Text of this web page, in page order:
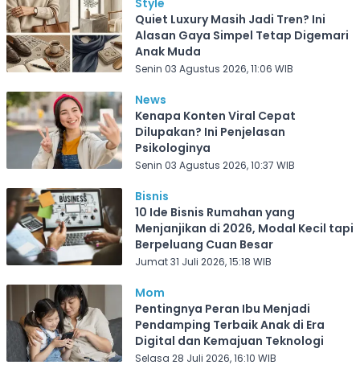
Quiet Luxury Masih Jadi Tren? Ini
Alasan Gaya Simpel Tetap Digemari
Anak Muda
Senin 03 Agustus 2026, 11:06 WIB
News
Kenapa Konten Viral Cepat
Dilupakan? Ini Penjelasan
Psikologinya
Senin 03 Agustus 2026, 10:37 WIB
Bisnis
10 Ide Bisnis Rumahan yang
Menjanjikan di 2026, Modal Kecil tapi
Berpeluang Cuan Besar
Jumat 31 Juli 2026, 15:18 WIB
Mom
Pentingnya Peran Ibu Menjadi
Pendamping Terbaik Anak di Era
Digital dan Kemajuan Teknologi
Selasa 28 Juli 2026, 16:10 WIB